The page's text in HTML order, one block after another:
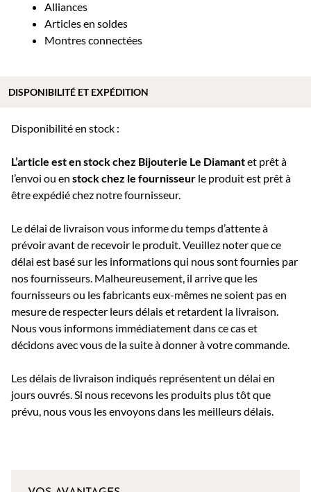
Alliances
Articles en soldes
Montres connectées
Disponibilité en stock :
L’article est en stock chez Bijouterie Le Diamantet prêt à
l’envoi ou en stock chez le fournisseur le produit est prêt à
être expédié chez notre fournisseur.
Le délai de livraison vous informe du temps d’attente à
prévoir avant de recevoir le produit. Veuillez noter que ce
délai est basé sur les informations qui nous sont fournies par
nos fournisseurs. Malheureusement, il arrive que les
fournisseurs ou les fabricants eux-mêmes ne soient pas en
mesure de respecter leurs délais et retardent la livraison.
Nous vous informons immédiatement dans ce cas et
décidons avec vous de la suite à donner à votre commande.
Les délais de livraison indiqués représentent un délai en
jours ouvrés. Si nous recevons les produits plus tôt que
prévu, nous vous les envoyons dans les meilleurs délais.
DISPONIBILITÉ ET EXPÉDITION